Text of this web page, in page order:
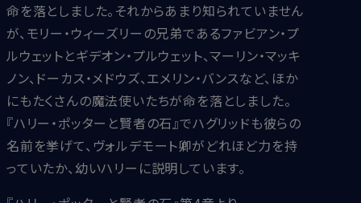
命を落としました。それからあまり知られていません
が、モリー・ウィーズリーの兄弟であるファビアン・プ
ルウェットとギデオン・プルウェット、マーリン・マッキ
ノン、ドーカス・メドウズ、エメリン・バンスなど、ほか
にもたくさんの魔法使いたちが命を落としました。
『ハリー・ポッターと賢者の石』でハグリッドも彼らの
名前を挙げて、ヴォルデモート卿がどれほど力を持
っていたか、幼いハリーに説明しています。